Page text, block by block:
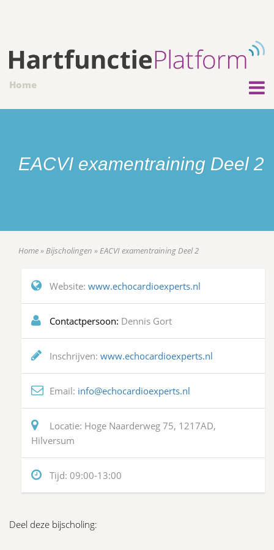
Home
EACVI examentraining Deel 2
Home»Bijscholingen »EACVI examentraining Deel 2
Website: www.echocardioexperts.nl
Contactpersoon: Dennis Gort
Inschrijven: www.echocardioexperts.nl
Email: info@echocardioexperts.nl
Locatie: Hoge Naarderweg 75, 1217AD,
Hilversum
Tijd: 09:00-13:00
Deel deze bijscholing: